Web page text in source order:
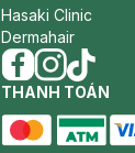
Hasaki Clinic
Dermahair
facebook
instagram
tiktok
THANH TOÁN